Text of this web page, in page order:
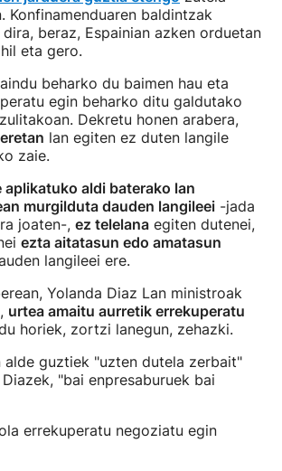
Konfinamenduaren baldintzak
beraz, Espainian azken orduetan
eta gero.
beharko du baimen hau eta
egin beharko ditu galdutako
Dekretu honen arabera,
lan egiten ez duten langile
zaie.
aplikatuko aldi baterako lan
murgilduta dauden langileei -jada
joaten-, ez telelana egiten dutenei,
ezta aitatasun edo amatasun
langileei ere.
Yolanda Diaz Lan ministroak
urtea amaitu aurretik errekuperatu
horiek, zortzi lanegun, zehazki.
alde guztiek "uzten dutela zerbait"
"bai enpresaburuek bai
errekuperatu negoziatu egin